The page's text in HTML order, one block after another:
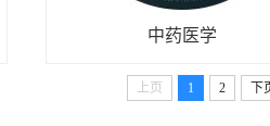
中药医学
上页 1 2 下